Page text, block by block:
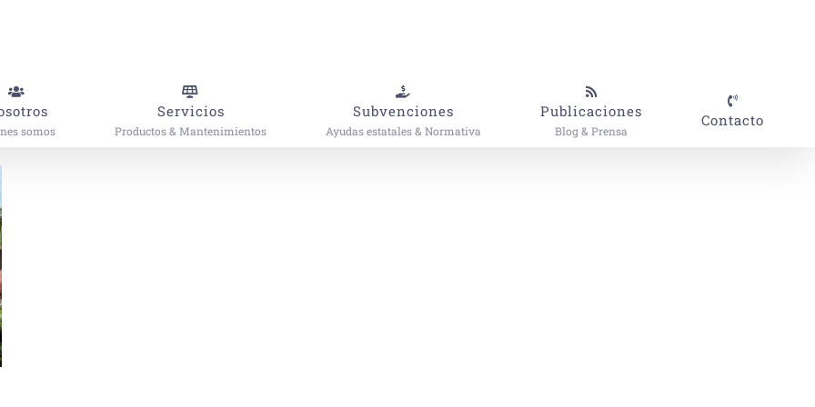
somos
Servicios
Productos & Mantenimientos
Subvenciones
Ayudas estatales & Normativa
Publicaciones
Blog & Prensa
Contacto